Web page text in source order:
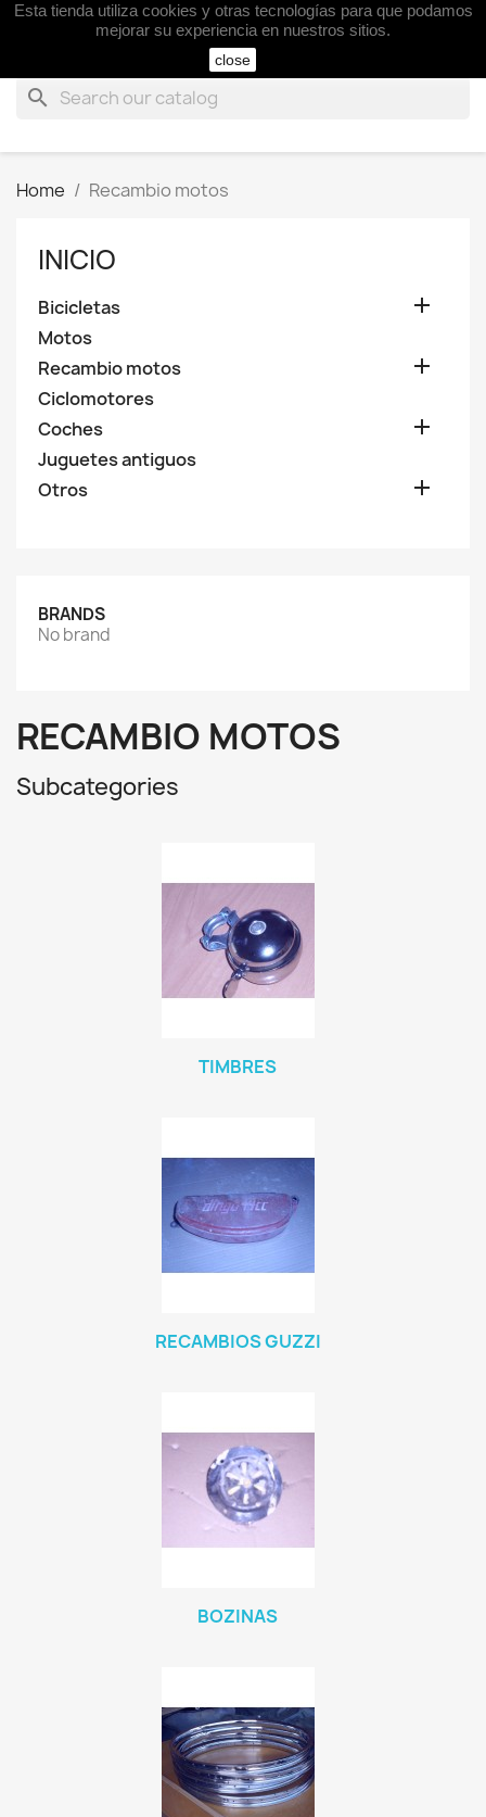
search
Home Recambio motos
INICIO
Bicicletas 
Motos
Recambio motos

Ciclomotores
Coches

Juguetes antiguos
Otros

BRANDS
No brand
RECAMBIO MOTOS
Subcategories
TIMBRES
RECAMBIOS GUZZI
BOZINAS
Esta tienda utiliza cookies y otras tecnologías para que podamos
mejorar su experiencia en nuestros sitios.
close